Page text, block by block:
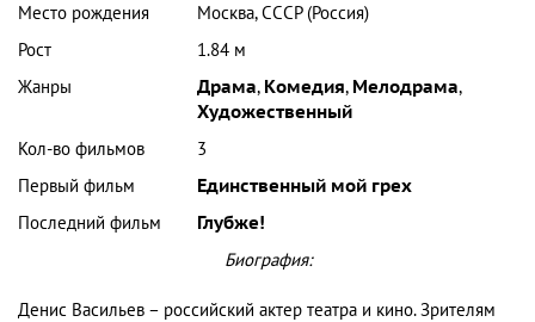
Место рождения
Москва, СССР (Россия)
Рост
1.84 м
Жанры
Драма, Комедия, Мелодрама,
Художественный
Кол-во фильмов
3
Первый фильм
Единственный мой грех
Последний фильм
Глубже!
Биография:
Денис Васильев – российский актер театра и кино. Зрителям